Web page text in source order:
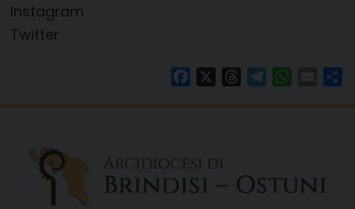
Instagram
Twitter
FacebookThreadsTelegram Email